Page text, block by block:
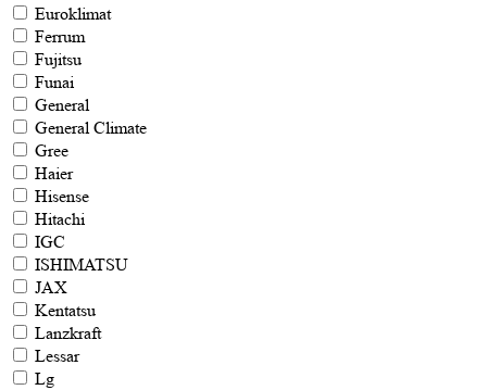
Euroklimat
Ferrum
Fujitsu
Funai
General
General Climate
Gree
Haier
Hisense
Hitachi
IGC
ISHIMATSU
JAX
Kentatsu
Lanzkraft
Lessar
Lg